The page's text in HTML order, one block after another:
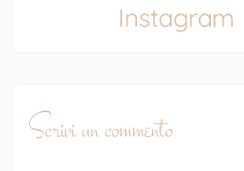
Instagram
Scrivi un commento